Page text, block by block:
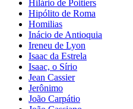
Hilário de Poitiers
Hipólito de Roma
Homilias
Inácio de Antioquia
Ireneu de Lyon
Isaac da Estrela
Isaac, o Sírio
Jean Cassier
Jerônimo
João Carpátio